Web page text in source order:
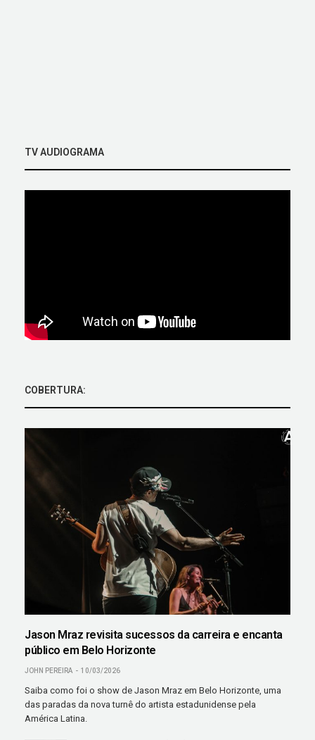
TV AUDIOGRAMA
COBERTURA:
Jason Mraz revisita sucessos da carreira e encanta
público em Belo Horizonte
JOHN PEREIRA 10/03/2026
Saiba como foi o show de Jason Mraz em Belo Horizonte, uma
das paradas da nova turnê do artista estadunidense pela
América Latina.